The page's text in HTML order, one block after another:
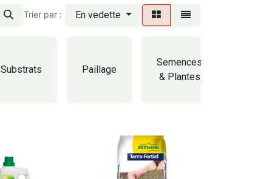
Trier par : En vedette
Substrats Paillage
Semences
& Plantes